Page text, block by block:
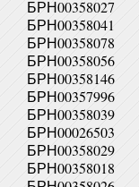
БРН00358027
БРН00358041
БРН00358078
БРН00358056
БРН00358146
БРН00357996
БРН00358039
БРН00026503
БРН00358029
БРН00358018